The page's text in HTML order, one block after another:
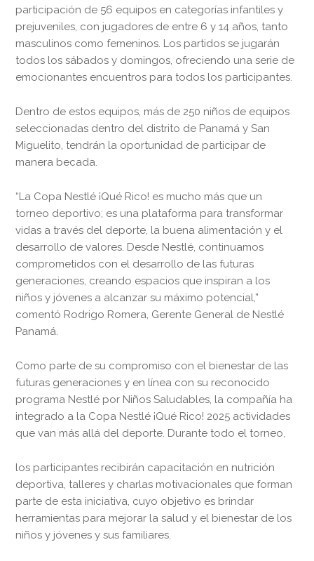
participación de 56 equipos en categorías infantiles y
prejuveniles, con jugadores de entre 6 y 14 años, tanto
masculinos como femeninos. Los partidos se jugarán
todos los sábados y domingos, ofreciendo una serie de
emocionantes encuentros para todos los participantes.
Dentro de estos equipos, más de 250 niños de equipos
seleccionadas dentro del distrito de Panamá y San
Miguelito, tendrán la oportunidad de participar de
manera becada.
“La Copa Nestlé ¡Qué Rico! es mucho más que un
torneo deportivo; es una plataforma para transformar
vidas a través del deporte, la buena alimentación y el
desarrollo de valores. Desde Nestlé, continuamos
comprometidos con el desarrollo de las futuras
generaciones, creando espacios que inspiran a los
niños y jóvenes a alcanzar su máximo potencial,”
comentó Rodrigo Romera, Gerente General de Nestlé
Panamá.
Como parte de su compromiso con el bienestar de las
futuras generaciones y en línea con su reconocido
programa Nestlé por Niños Saludables, la compañía ha
integrado a la Copa Nestlé ¡Qué Rico! 2025 actividades
que van más allá del deporte. Durante todo el torneo,
los participantes recibirán capacitación en nutrición
deportiva, talleres y charlas motivacionales que forman
parte de esta iniciativa, cuyo objetivo es brindar
herramientas para mejorar la salud y el bienestar de los
niños y jóvenes y sus familiares.